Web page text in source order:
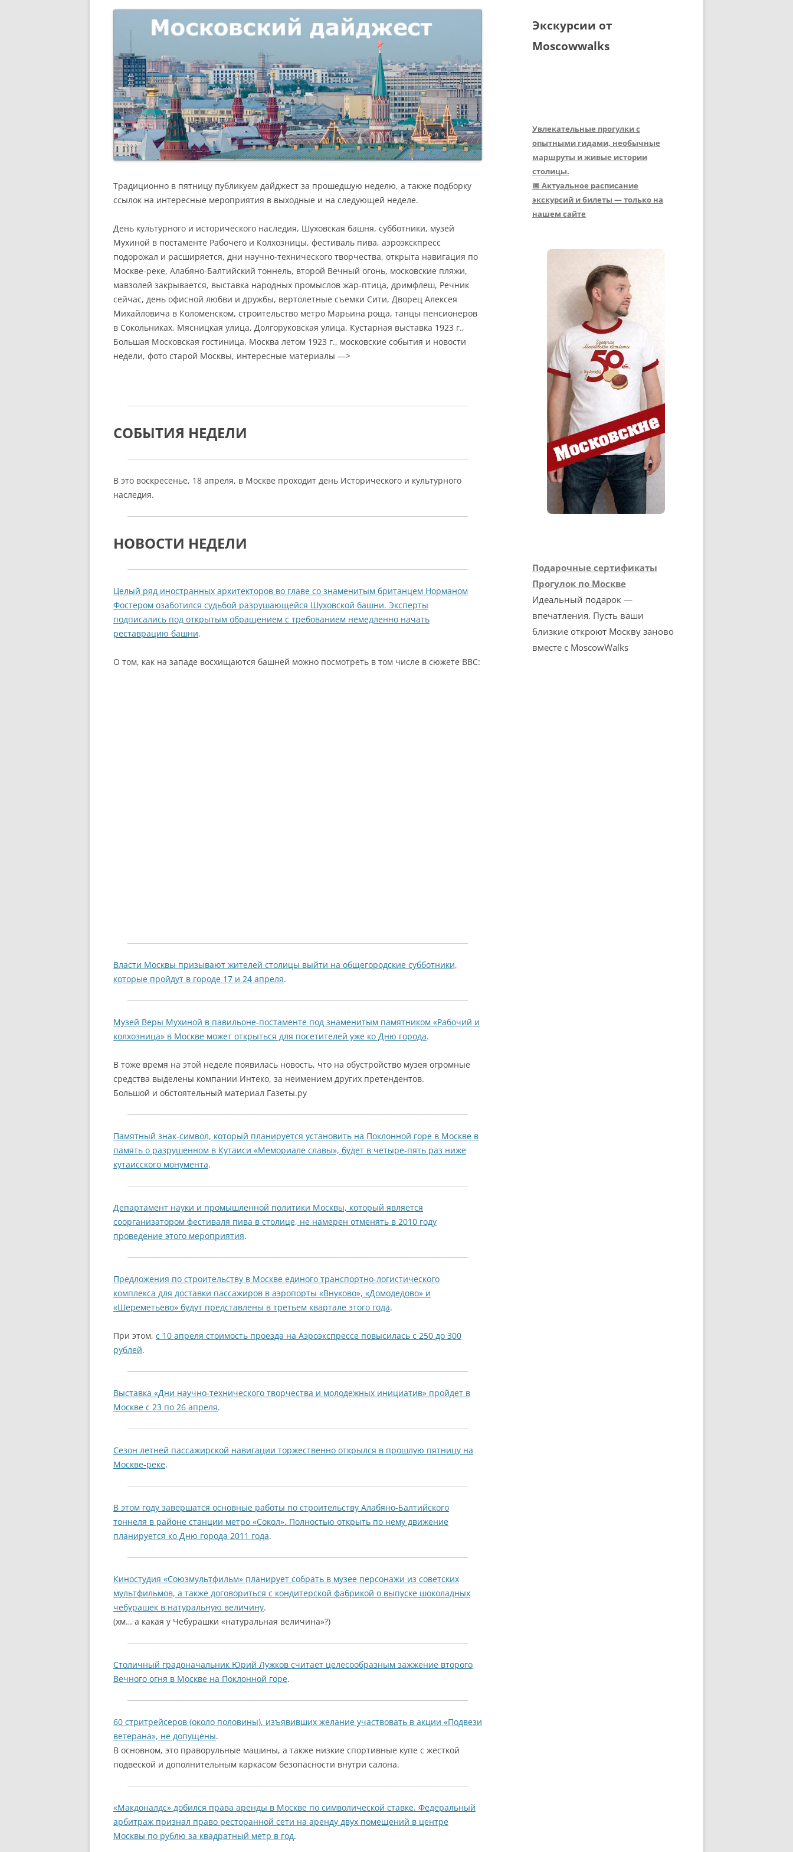
Традиционно в пятницу публикуем дайджест за прошедшую неделю, а также подборку
ссылок на интересные мероприятия в выходные и на следующей неделе.
День культурного и исторического наследия, Шуховская башня, субботники, музей
Мухиной в постаменте Рабочего и Колхозницы, фестиваль пива, аэроэкскпресс
подорожал и расширяется, дни научно-технического творчества, открыта навигация по
Москве-реке, Алабяно-Балтийский тоннель, второй Вечный огонь, московские пляжи,
мавзолей закрывается, выставка народных промыслов жар-птица, дримфлеш, Речник
сейчас, день офисной любви и дружбы, вертолетные съемки Сити, Дворец Алексея
Михайловича в Коломенском, строительство метро Марьина роща, танцы пенсионеров
в Сокольниках, Мясницкая улица, Долгоруковская улица, Кустарная выставка 1923 г.,
Большая Московская гостиница, Москва летом 1923 г., московские события и новости
недели, фото старой Москвы, интересные материалы —>
СОБЫТИЯ НЕДЕЛИ
В это воскресенье, 18 апреля, в Москве проходит день Исторического и культурного
наследия.
НОВОСТИ НЕДЕЛИ
Целый ряд иностранных архитекторов во главе со знаменитым британцем Норманом
Фостером озаботился судьбой разрушающейся Шуховской башни. Эксперты
подписались под открытым обращением с требованием немедленно начать
реставрацию башни.
О том, как на западе восхищаются башней можно посмотреть в том числе в сюжете BBC:
Власти Москвы призывают жителей столицы выйти на общегородские субботники,
которые пройдут в городе 17 и 24 апреля.
Музей Веры Мухиной в павильоне-постаменте под знаменитым памятником «Рабочий и
колхозница» в Москве может открыться для посетителей уже ко Дню города.
В тоже время на этой неделе появилась новость, что на обустройство музея огромные
средства выделены компании Интеко, за неимением других претендентов.
Большой и обстоятельный материал Газеты.ру
Памятный знак-символ, который планируется установить на Поклонной горе в Москве в
память о разрушенном в Кутаиси «Мемориале славы», будет в четыре-пять раз ниже
кутаисского монумента.
Департамент науки и промышленной политики Москвы, который является
соорганизатором фестиваля пива в столице, не намерен отменять в 2010 году
проведение этого мероприятия.
Предложения по строительству в Москве единого транспортно-логистического
комплекса для доставки пассажиров в аэропорты «Внуково», «Домодедово» и
«Шереметьево» будут представлены в третьем квартале этого года.
При этом, с 10 апреля стоимость проезда на Аэроэкспрессе повысилась с 250 до 300
рублей.
Выставка «Дни научно-технического творчества и молодежных инициатив» пройдет в
Москве с 23 по 26 апреля.
Сезон летней пассажирской навигации торжественно открылся в прошлую пятницу на
Москве-реке.
В этом году завершатся основные работы по строительству Алабяно-Балтийского
тоннеля в районе станции метро «Сокол». Полностью открыть по нему движение
планируется ко Дню города 2011 года.
Киностудия «Союзмультфильм» планирует собрать в музее персонажи из советских
мультфильмов, а также договориться с кондитерской фабрикой о выпуске шоколадных
чебурашек в натуральную величину.
(хм… а какая у Чебурашки «натуральная величина»?)
Столичный градоначальник Юрий Лужков считает целесообразным зажжение второго
Вечного огня в Москве на Поклонной горе.
60 стритрейсеров (около половины), изъявивших желание участвовать в акции «Подвези
ветерана», не допущены.
В основном, это праворульные машины, а также низкие спортивные купе с жесткой
подвеской и дополнительным каркасом безопасности внутри салона.
«Макдоналдс» добился права аренды в Москве по символической ставке. Федеральный
арбитраж признал право ресторанной сети на аренду двух помещений в центре
Москвы по рублю за квадратный метр в год.
Экскурсии от
Moscowwalks
Увлекательные прогулки с
опытными гидами, необычные
маршруты и живые истории
столицы.
📅 Актуальное расписание
экскурсий и билеты — только на
нашем сайте
Подарочные сертификаты
Прогулок по Москве
Идеальный подарок —
впечатления. Пусть ваши
близкие откроют Москву заново
вместе с MoscowWalks